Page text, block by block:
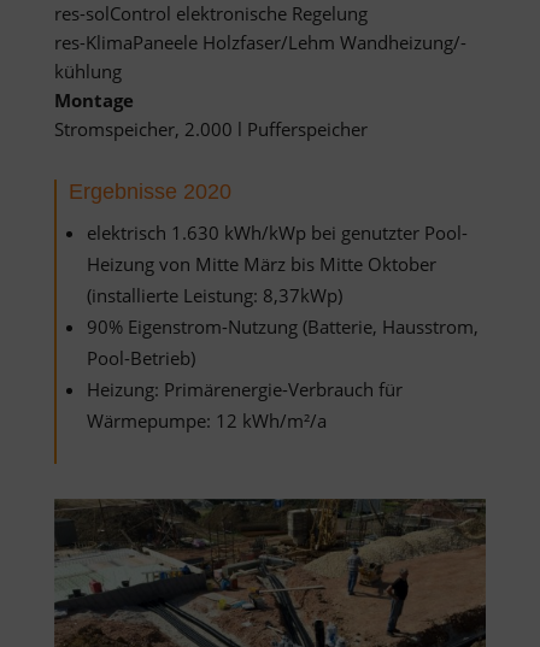
res-solControl elektronische Regelung
res-KlimaPaneele Holzfaser/Lehm Wandheizung/-
kühlung
Montage
Stromspeicher, 2.000 l Pufferspeicher
Ergebnisse 2020
elektrisch 1.630 kWh/kWp bei genutzter Pool-
Heizung von Mitte März bis Mitte Oktober
(installierte Leistung: 8,37kWp)
90% Eigenstrom-Nutzung (Batterie, Hausstrom,
Pool-Betrieb)
Heizung: Primärenergie-Verbrauch für
Wärmepumpe: 12 kWh/m²/a